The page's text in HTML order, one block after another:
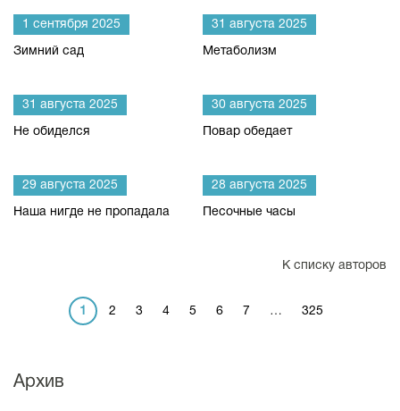
1 сентября 2025
Зимний сад
31 августа 2025
Метаболизм
31 августа 2025
Не обиделся
30 августа 2025
Повар обедает
29 августа 2025
Наша нигде не пропадала
28 августа 2025
Песочные часы
К списку авторов
1 2 3 4 5 6 7 … 325
Архив